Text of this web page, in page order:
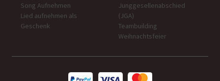
Song Aufnehmen
Lied aufnehmen als
Geschenk
Junggesellenabschied
(JGA)
Teambuilding
Weihnachtsfeier